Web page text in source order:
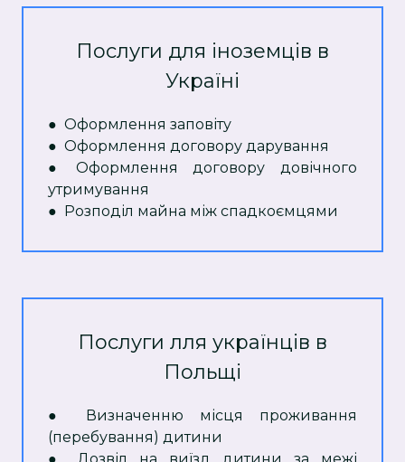
Послуги для іноземців в
Україні
● Оформлення заповіту
● Оформлення договору дарування
● Оформлення договору довічного
утримування
● Розподіл майна між спадкоємцями
Послуги лля українців в
Польщі
● Визначенню місця проживання
(перебування) дитини